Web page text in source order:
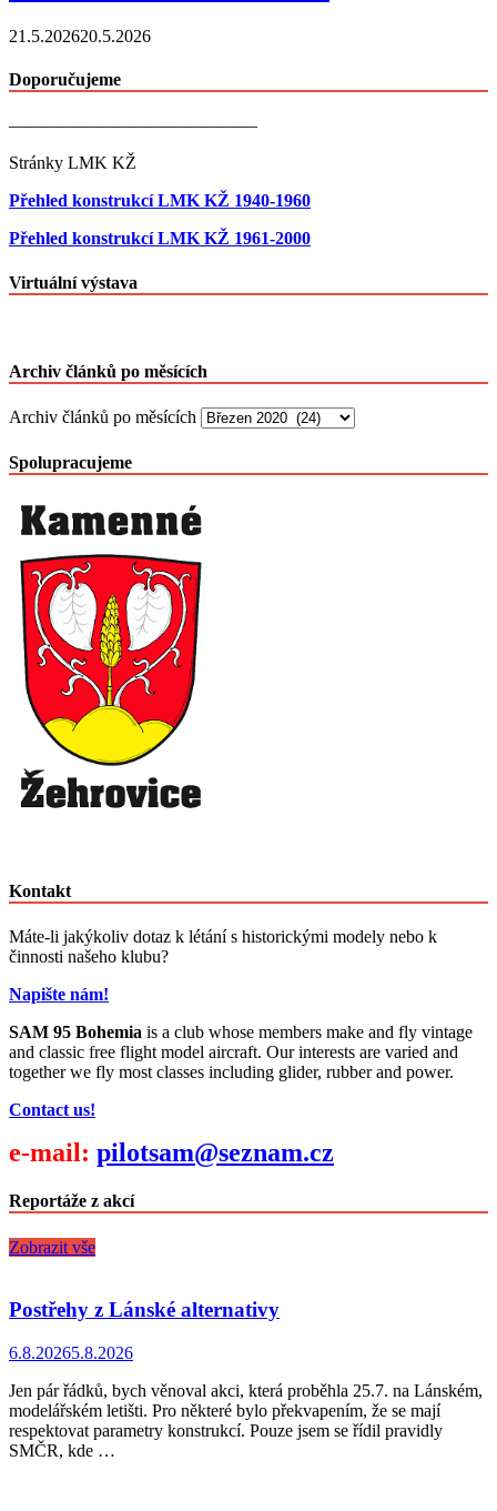
21.5.202620.5.2026
Doporučujeme
——————————————
Stránky LMK KŽ
Přehled konstrukcí LMK KŽ 1940-1960
Přehled konstrukcí LMK KŽ 1961-2000
Virtuální výstava
Archiv článků po měsících
Archiv článků po měsících
Spolupracujeme
Kontakt
Máte-li jakýkoliv dotaz k létání s historickými modely nebo k
činnosti našeho klubu?
Napište nám!
SAM 95 Bohemia is a club whose members make and fly vintage
and classic free flight model aircraft. Our interests are varied and
together we fly most classes including glider, rubber and power.
Contact us!
e-mail: pilotsam@seznam.cz
Reportáže z akcí
Zobrazit vše
Postřehy z Lánské alternativy
6.8.20265.8.2026
Jen pár řádků, bych věnoval akci, která proběhla 25.7. na Lánském,
modelářském letišti. Pro některé bylo překvapením, že se mají
respektovat parametry konstrukcí. Pouze jsem se řídil pravidly
SMČR, kde …